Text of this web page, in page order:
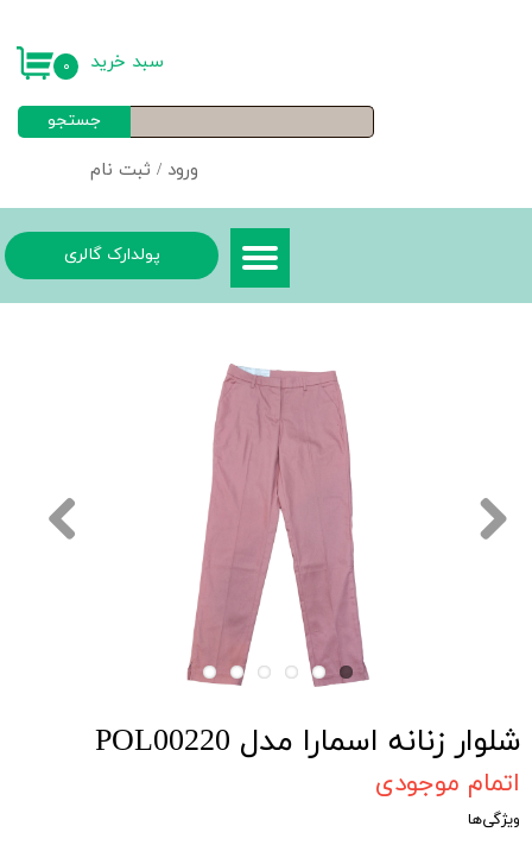
ورود / ثبت نام
خروج از حساب کاربری
جستجو
۰ سبد خرید
پولدارک گالری
شلوار زنانه اسمارا مدل POL00220
اتمام موجودی
ویژگی‌ها